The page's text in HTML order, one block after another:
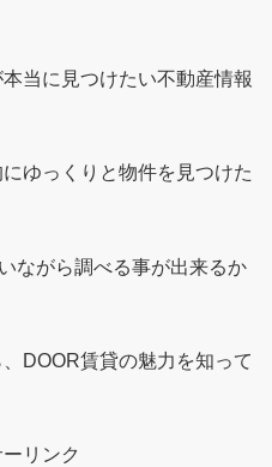
当に見つけたい不動産情報
ゆっくりと物件を見つけた
ながら調べる事が出来るか
DOOR賃貸の魅力を知って
リンク